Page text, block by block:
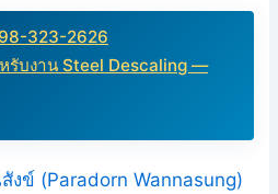
323-2626
รับงาน Steel Descaling —
งข์ (Paradorn Wannasung)